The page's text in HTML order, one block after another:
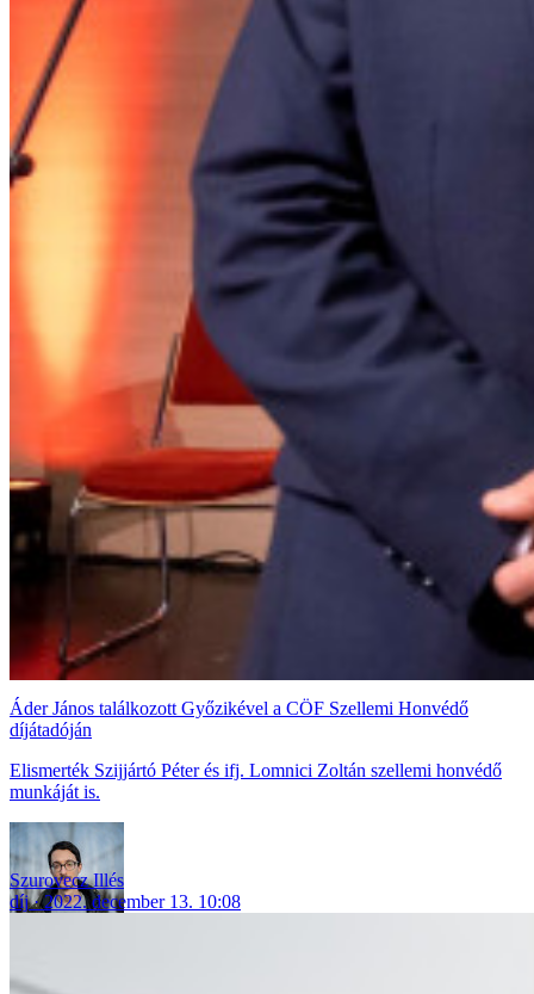
Áder János találkozott Győzikével a CÖF Szellemi Honvédő
díjátadóján
Elismerték Szijjártó Péter és ifj. Lomnici Zoltán szellemi honvédő
munkáját is.
Szurovecz Illés
díj
2022. december 13. 10:08